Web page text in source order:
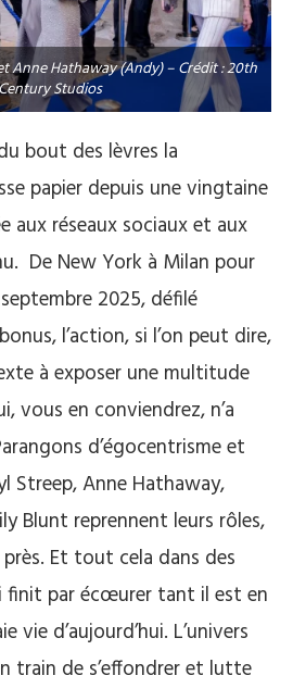
Anne Hathaway (Andy) – Crédit : 20th
Studios
bout des lèvres la
papier depuis une vingtaine
aux réseaux sociaux et aux
De New York à Milan pour
2025, défilé
l’action, si l’on peut dire,
à exposer une multitude
vous en conviendrez, n’a
d’égocentrisme et
Streep, Anne Hathaway,
Blunt reprennent leurs rôles,
Et tout cela dans des
finit par écœurer tant il est en
vie d’aujourd’hui. L’univers
train de s’effondrer et lutte